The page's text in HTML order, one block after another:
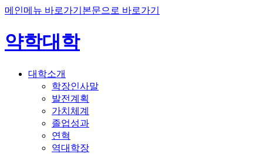
메인메뉴 바로가기 본문으로 바로가기
약학대학
대학소개
학장인사말
발전계획
가치체계
졸업성과
연혁
역대학장